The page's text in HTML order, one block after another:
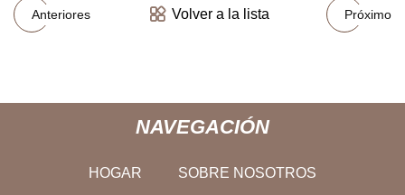
Anteriores Volver a la lista Próximo
NAVEGACIÓN
HOGAR SOBRE NOSOTROS